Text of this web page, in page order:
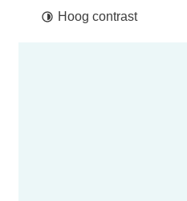
Hoog contrast